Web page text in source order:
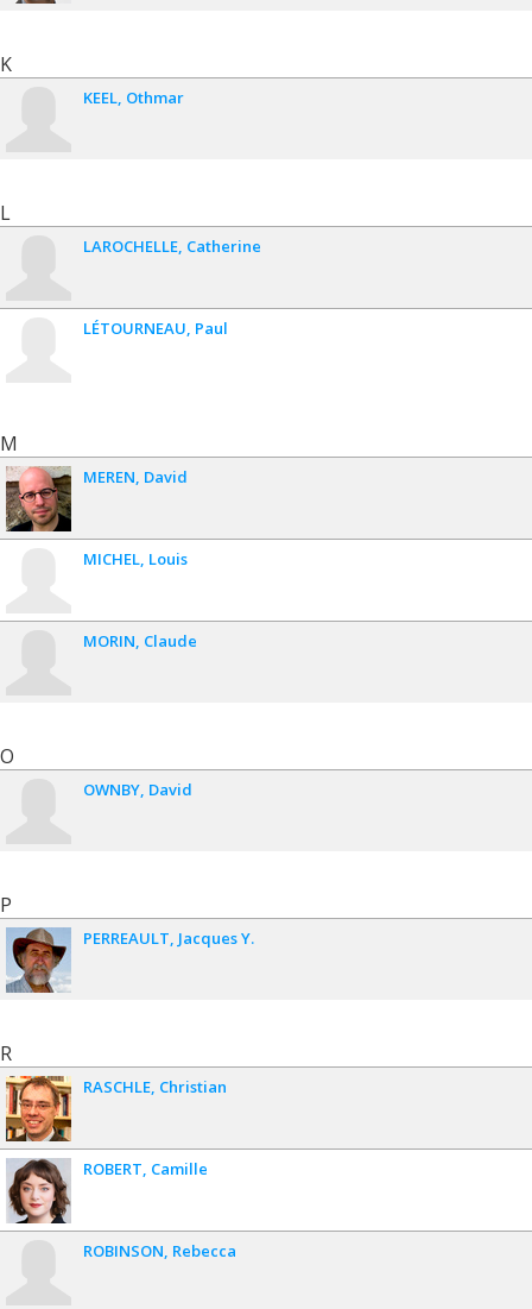
K
KEEL Othmar
L
LAROCHELLE Catherine
LÉTOURNEAU Paul
M
MEREN David
MICHEL Louis
MORIN Claude
O
OWNBY David
P
PERREAULT Jacques Y.
R
RASCHLE Christian
ROBERT Camille
ROBINSON Rebecca